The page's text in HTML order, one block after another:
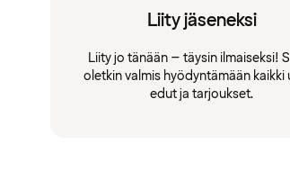
Liity jäseneksi
Liity jo tänään – täysin ilmaiseksi!
oletkin valmis hyödyntämään kaikki
edut ja tarjoukset.